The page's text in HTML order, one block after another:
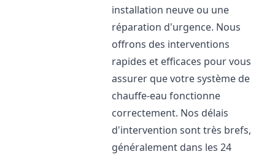
installation neuve ou une
réparation d'urgence. Nous
offrons des interventions
rapides et efficaces pour vous
assurer que votre système de
chauffe-eau fonctionne
correctement. Nos délais
d'intervention sont très brefs,
généralement dans les 24